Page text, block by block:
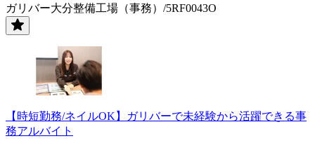
ガリバー大分整備工場（事務）/5RF0043O
【時短勤務/ネイルOK】ガリバーで未経験から活躍できる事
務アルバイト